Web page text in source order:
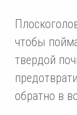
чтобы
твердой
обратно в